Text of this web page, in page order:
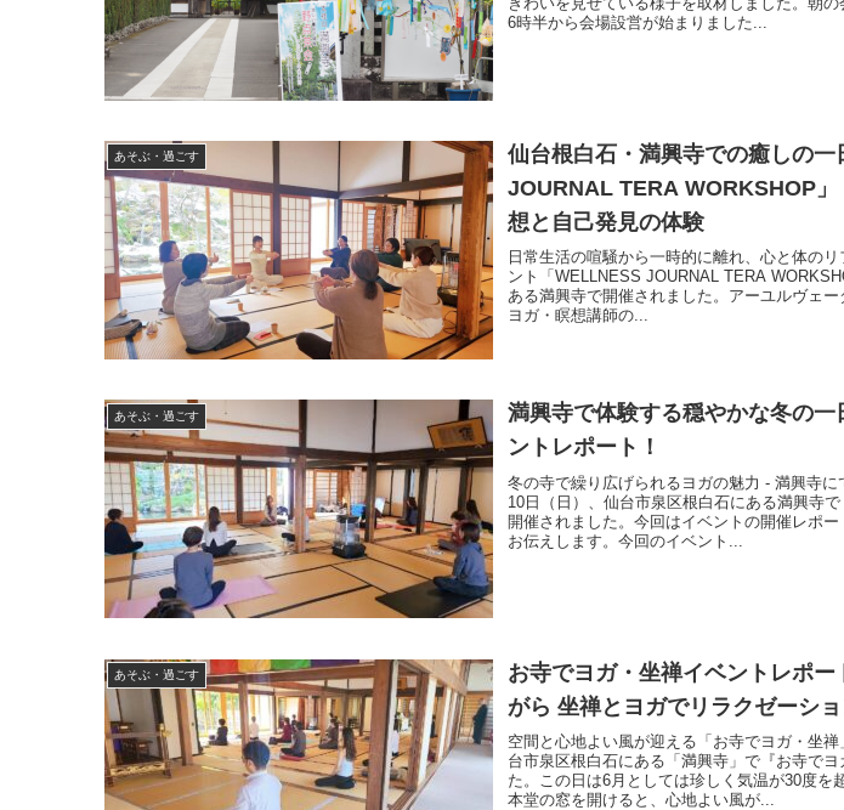
6時半から会場設営が始まりました...
あそぶ・過ごす
仙台根白石・満興寺での癒しの
JOURNAL TERA WORKSHOP
想と自己発見の体験
日常生活の喧騒から一時的に離れ、心と体の
ント「WELLNESS JOURNAL TERA
ある満興寺で開催されました。アーユルヴェ
ヨガ・瞑想講師の...
あそぶ・過ごす
満興寺で体験する穏やかな冬の
ントレポート！
冬の寺で繰り広げられるヨガの魅力 - 満興寺に
10日（日）、仙台市泉区根白石にある満興寺
開催されました。今回はイベントの開催レポ
お伝えします。今回のイベント...
あそぶ・過ごす
お寺でヨガ・坐禅イベントレポ
がら 坐禅とヨガでリラクゼーシ
空間と心地よい風が迎える「お寺でヨガ・坐
台市泉区根白石にある「満興寺」で『お寺で
た。この日は6月としては珍しく気温が30度を
本堂の窓を開けると、心地よい風が...